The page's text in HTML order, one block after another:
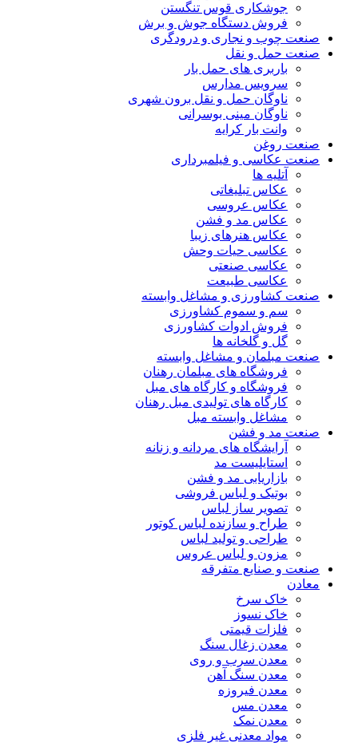
جوشکاری قوس تنگستن
فروش دستگاه جوش و برش
صنعت چوب و نجاری و درودگری
صنعت حمل و نقل
باربری های حمل بار
سرویس مدارس
ناوگان حمل و نقل برون شهری
ناوگان مینی بوسرانی
وانت بار کرایه
صنعت روغن
صنعت عکاسی و فیلمبرداری
آتلیه ها
عکاس تبلیغاتی
عکاس عروسی
عکاس مد و فشن
عکاس هنرهای زیبا
عکاسی حیات وحش
عکاسی صنعتی
عکاسی طبیعت
صنعت کشاورزی و مشاغل وابسته
سم و سموم کشاورزی
فروش ادوات کشاورزی
گل و گلخانه ها
صنعت مبلمان و مشاغل وابسته
فروشگاه های مبلمان رهنان
فروشگاه و کارگاه های مبل
کارگاه های تولیدی مبل رهنان
مشاغل وابسته مبل
صنعت مد و فشن
آرایشگاه های مردانه و زنانه
استایلیست مد
بازاریابی مد و فشن
بوتیک و لباس فروشی
تصویر ساز لباس
طراح و سازنده لباس کوتور
طراحی و تولید لباس
مزون و لباس عروس
صنعت و صنایع متفرقه
معادن
خاک سرخ
خاک نسوز
فلزات قیمتی
معدن زغال سنگ
معدن سرب و روی
معدن سنگ آهن
معدن فیروزه
معدن مس
معدن نمک
مواد معدنی غیر فلزی